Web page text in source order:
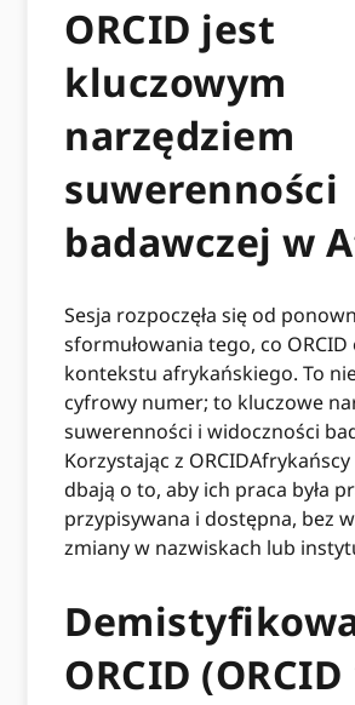
ORCID jest
kluczowym
narzędziem
suwerenności
badawczej w
Sesja rozpoczęła się od
sformułowania tego, co ORCID
kontekstu afrykańskiego. To
cyfrowy numer; to kluczowe
suwerenności i widoczności
Korzystając z
dbają o to, aby ich praca była
przypisywana i dostępna, bez
zmiany w nazwiskach lub
ORCID (ORCID